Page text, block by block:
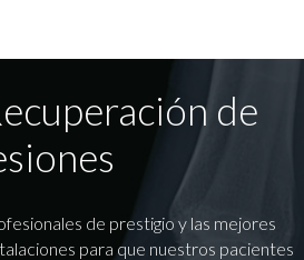
de
de prestigio y las mejores
para que nuestros pacientes